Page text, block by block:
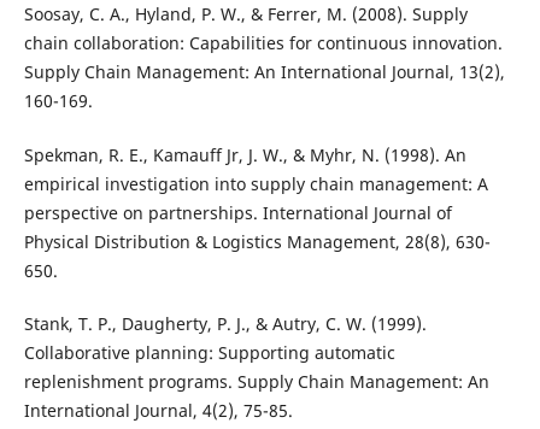
Soosay, C. A., Hyland, P. W., & Ferrer, M. (2008). Supply
chain collaboration: Capabilities for continuous innovation.
Supply Chain Management: An International Journal, 13(2),
160-169.
Spekman, R. E., Kamauff Jr, J. W., & Myhr, N. (1998). An
empirical investigation into supply chain management: A
perspective on partnerships. International Journal of
Physical Distribution & Logistics Management, 28(8), 630-
650.
Stank, T. P., Daugherty, P. J., & Autry, C. W. (1999).
Collaborative planning: Supporting automatic
replenishment programs. Supply Chain Management: An
International Journal, 4(2), 75-85.